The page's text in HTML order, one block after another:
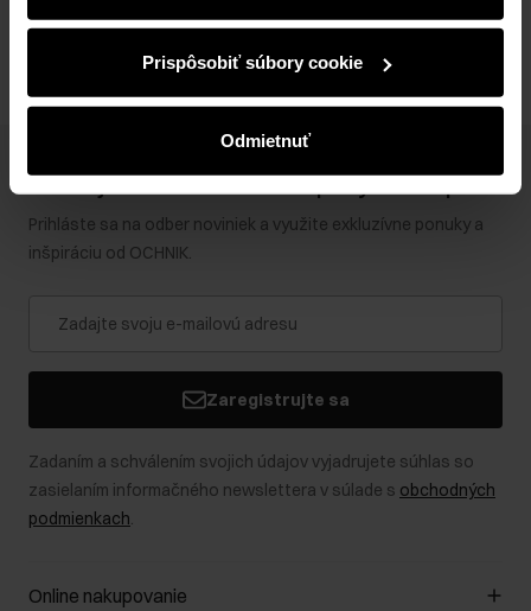
našu stránku, zdieľame s partnermi v oblasti sociálnych
informácie kombinovať s ďalšími údajmi, ktoré od vás
získali alebo ktoré ste získali pri používaní ich služieb.
Prispôsobiť súbory cookie
Odmietnuť
Získajte zľavu 10 € na prvý nákup!
Prihláste sa na odber noviniek a využite exkluzívne ponuky a
inšpiráciu od OCHNIK.
Zaregistrujte sa
Zadaním a schválením svojich údajov vyjadrujete súhlas so
zasielaním informačného newslettera v súlade s obchodných
podmienkach.
Online nakupovanie